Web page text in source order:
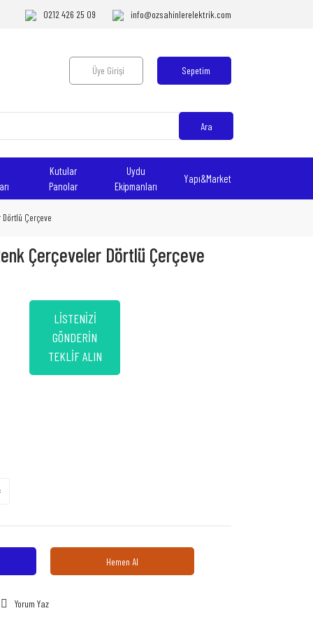
0212 426 25 09 info@ozsahinlerelektrik.com
Üye Girişi Sepetim
Ara
Kutular
Panolar
Uydu
Ekipmanları
Yapı&Market
Dörtlü Çerçeve
Çerçeveler Dörtlü Çerçeve
LİSTENİZİ
GÖNDERİN
TEKLİF ALIN
Hemen Al
Yorum Yaz